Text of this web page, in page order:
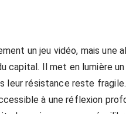
un jeu vidéo, mais une
capital. Il met en lumière un
leur résistance reste
à une réflexion